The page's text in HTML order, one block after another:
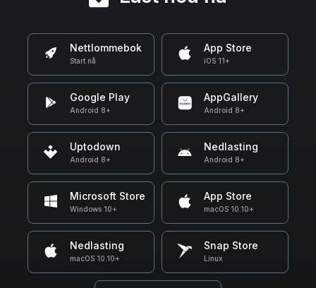
Nettlommebok
Start nå
App Store
iOS 11+
Google Play
Android 8+
AppGallery
Android 8+
Uptodown
Android 8+
Nedlasting
Android 8+
Microsoft Store
Windows 10+
App Store
macOS 10.10+
Nedlasting
macOS 10.10+
Snap Store
Linux